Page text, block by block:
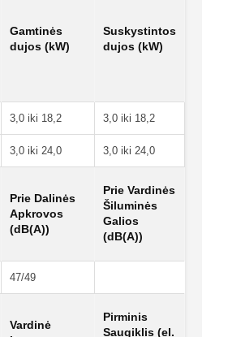
Gamtinės
dujos (kW)
Suskystintos
dujos (kW)
3,0 iki 18,2 3,0 iki 18,2
3,0 iki 24,0 3,0 iki 24,0
Prie Dalinės
Apkrovos
(dB(A))
Prie Vardinės
Šiluminės
Galios
(dB(A))
47/49
Vardinė
Pirminis
Saugiklis (el.